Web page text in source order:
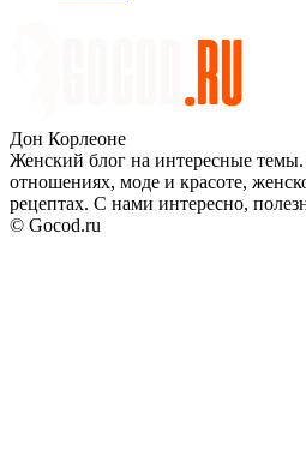
Дон Корлеоне
Женский блог на интересные
отношениях, моде и красоте,
рецептах. С нами интересно,
© Gocod.ru